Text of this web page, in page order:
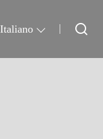
Italiano